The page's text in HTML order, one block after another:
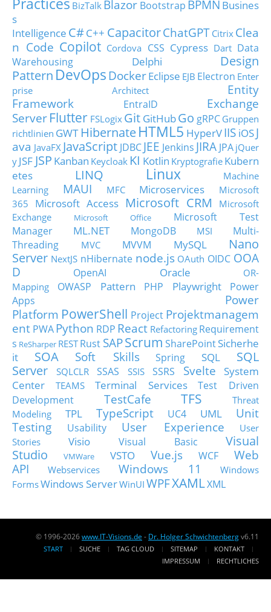
Practices BizTalk Blazor Bootstrap BPMN Busines
s
Intelligence C#C++ CapacitorChatGPT Citrix Clea
n Code Copilot Cordova CSS Cypress Dart Data
Warehousing
Delphi
Design
Pattern DevOps DockerEclipse EJB Electron Enter
prise Architect
Entity
Framework
EntraID
Exchange
Server Flutter FSLogix Git GitHubGo gRPC Gruppen
richtlinien GWT HibernateHTML5 HyperVIIS iOSJ
ava JavaFX JavaScript JDBC JEE Jenkins JIRA JPA jQuer
y JSF JSP Kanban Keycloak KI Kotlin Kryptografie Kubern
etes
LINQ Linux
Machine
Learning
MAUI MFC Microservices
Microsoft
365
Microsoft Access Microsoft CRM
Microsoft
Exchange
Microsoft Office
Microsoft Test
Manager
ML.NET MongoDB MSI
Multi-
Threading
MVC MVVM MySQL
Nano
Server NextJS nHibernate node.js OAuth OIDC OOA
D
OpenAI Oracle
OR-
Mapping
OWASP Pattern PHP Playwright
Power
Apps
Power
Platform PowerShell Project Projektmanagem
ent PWA Python RDP React Refactoring Requirement
s ReSharper RESTRust SAPScrum SharePointSicherhe
it
SOA Soft Skills Spring SQL
SQL
Server
SQLCLR SSAS SSIS SSRS Svelte
System
Center
TEAMS Terminal Services
Test Driven
Development
TestCafe TFS
Threat
Modeling
TPL TypeScript UC4 UML
Unit
Testing
Usability User Experience
User
Stories
Visio Visual Basic
Visual
Studio
VMWare VSTO Vue.js WCF
Web
API
Webservices Windows 11
Windows
FormsWindows ServerWinUI WPFXAMLXML
© 1996-2026www.IT-Visions.de - Dr. Holger Schwichtenbergv6.11
START SUCHE TAG CLOUD SITEMAP
KONTAKT
IMPRESSUM
RECHTLICHES